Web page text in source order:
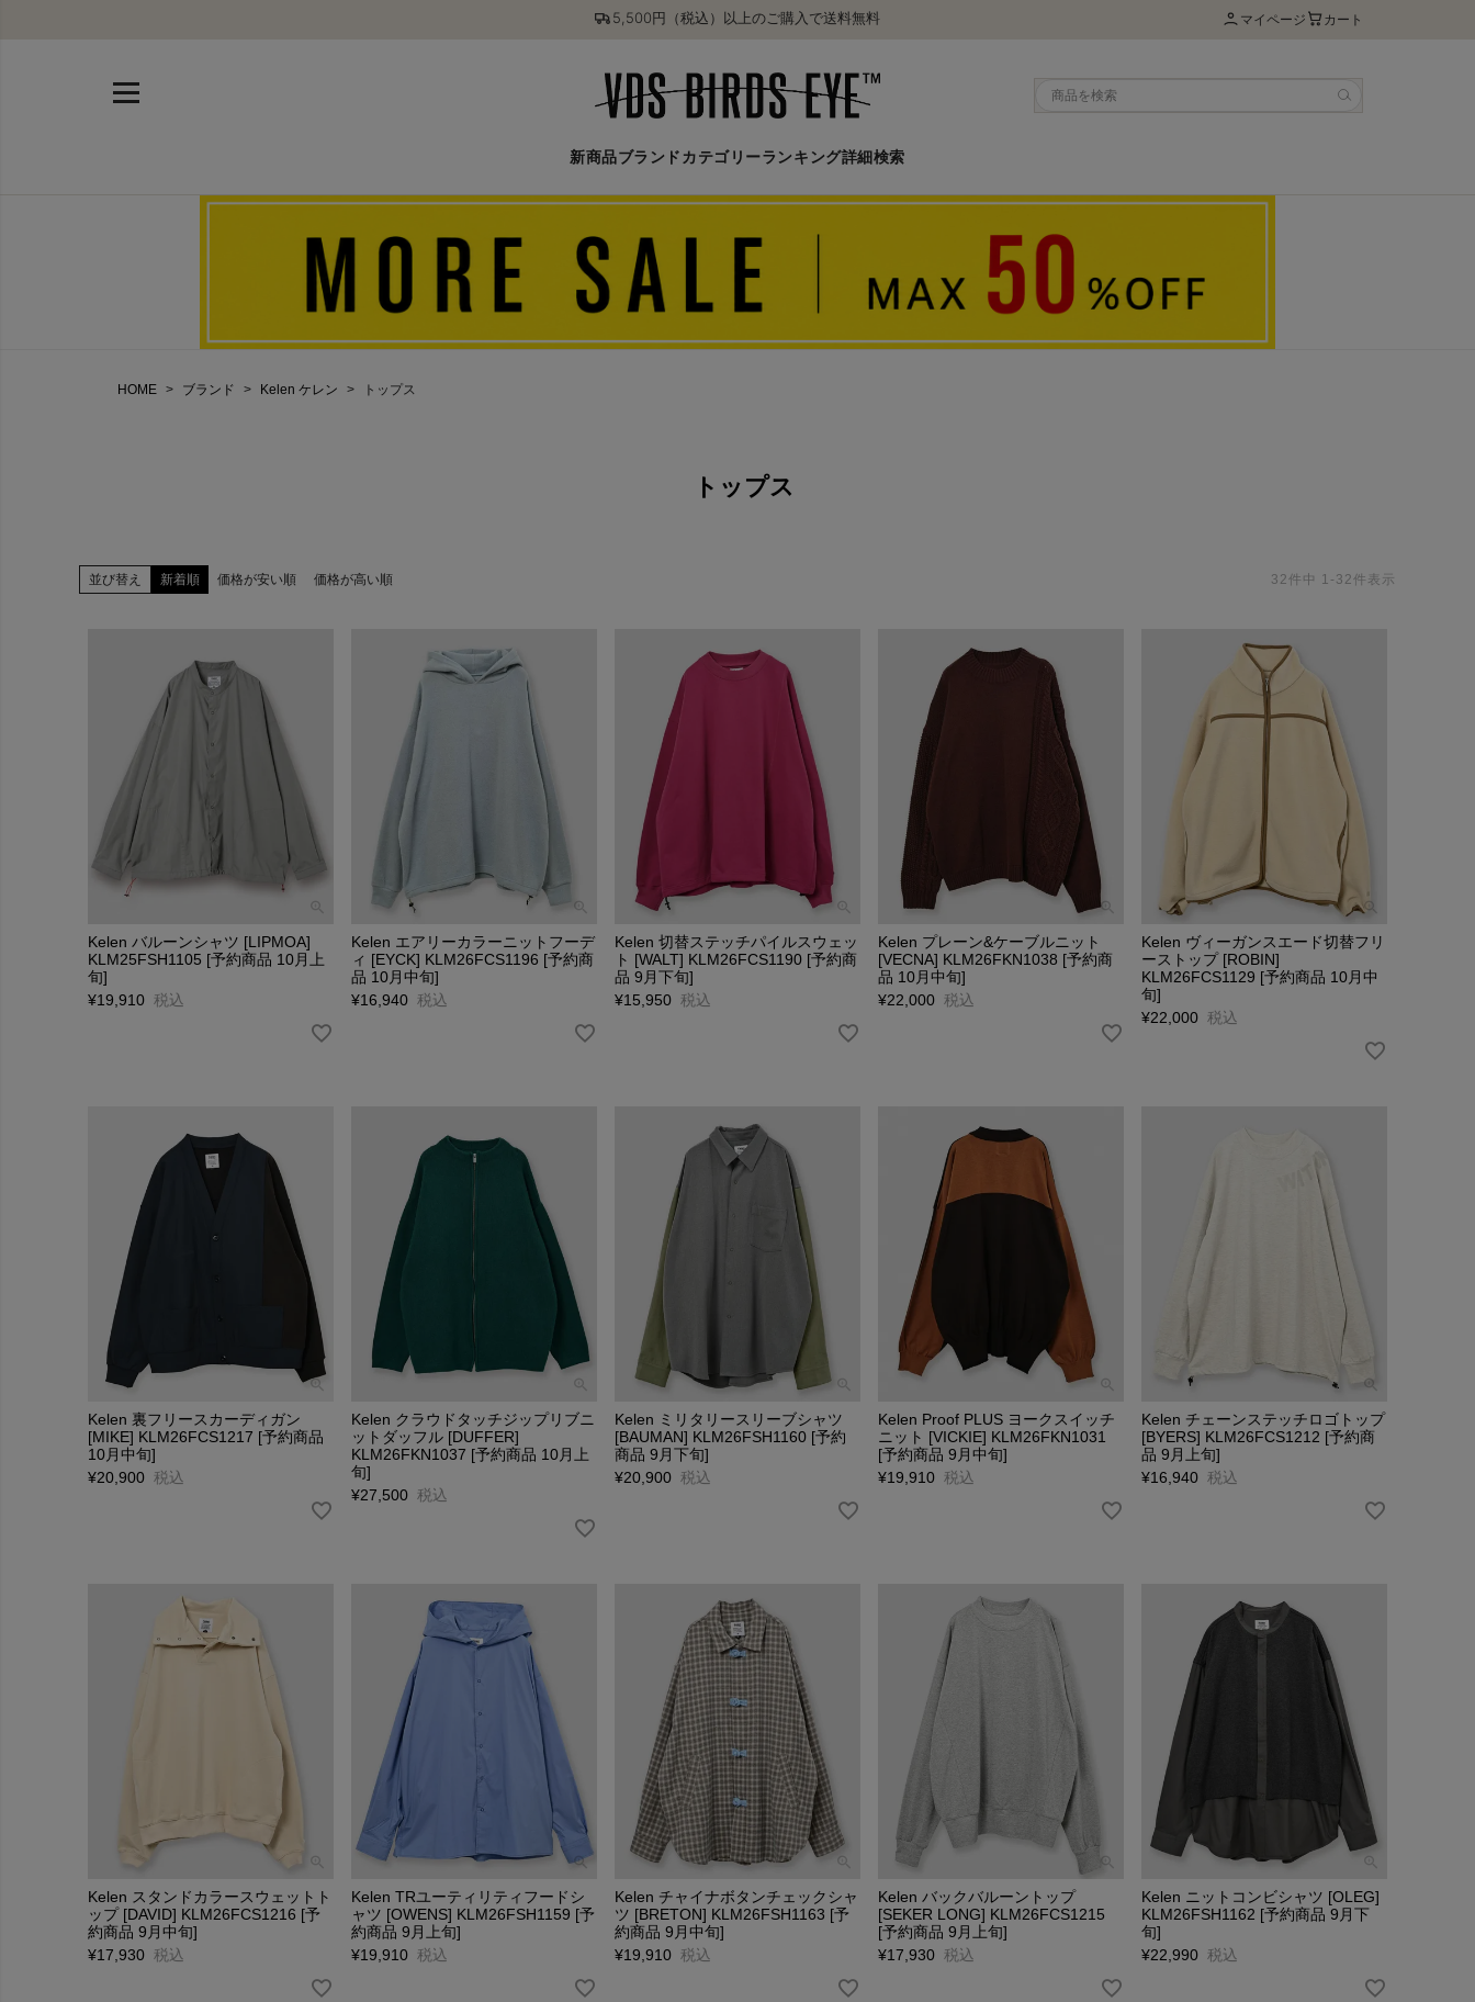
5,500円（税込）以上のご購入で送料無料 マイページ カート
新商品ブランド カテゴリーランキング詳細検索
HOME ブランド Kelen ケレン トップス
トップス
並び替え 新着順 価格が安い順 価格が高い順 32件中 1 - 32件表示
Kelen バルーンシャツ [LIPMOA]
KLM25FSH1105 [予約商品 10月上
旬]
¥19,910 税込
Kelen エアリーカラーニットフーデ
ィ [EYCK] KLM26FCS1196 [予約商
品 10月中旬]
¥16,940 税込
Kelen 切替ステッチパイルスウェッ
ト [WALT] KLM26FCS1190 [予約商
品 9月下旬]
¥15,950 税込
Kelen プレーン&ケーブルニット
[VECNA] KLM26FKN1038 [予約商
品 10月中旬]
¥22,000 税込
Kelen ヴィーガンスエード切替フリ
ーストップ [ROBIN]
KLM26FCS1129 [予約商品 10月中
旬]
¥22,000 税込
Kelen 裏フリースカーディガン
[MIKE] KLM26FCS1217 [予約商品
10月中旬]
¥20,900 税込
Kelen クラウドタッチジップリブニ
ットダッフル [DUFFER]
KLM26FKN1037 [予約商品 10月上
旬]
¥27,500 税込
Kelen ミリタリースリーブシャツ
[BAUMAN] KLM26FSH1160 [予約
商品 9月下旬]
¥20,900 税込
Kelen Proof PLUS ヨークスイッチ
ニット [VICKIE] KLM26FKN1031
[予約商品 9月中旬]
¥19,910 税込
Kelen チェーンステッチロゴトップ
[BYERS] KLM26FCS1212 [予約商
品 9月上旬]
¥16,940 税込
Kelen スタンドカラースウェットト
ップ [DAVID] KLM26FCS1216 [予
約商品 9月中旬]
¥17,930 税込
Kelen TRユーティリティフードシ
ャツ [OWENS] KLM26FSH1159 [予
約商品 9月上旬]
¥19,910 税込
Kelen チャイナボタンチェックシャ
ツ [BRETON] KLM26FSH1163 [予
約商品 9月中旬]
¥19,910 税込
Kelen バックバルーントップ
[SEKER LONG] KLM26FCS1215
[予約商品 9月上旬]
¥17,930 税込
Kelen ニットコンビシャツ [OLEG]
KLM26FSH1162 [予約商品 9月下
旬]
¥22,990 税込